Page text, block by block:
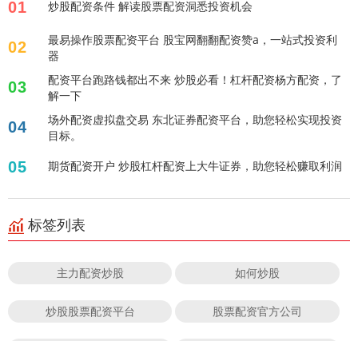
01 炒股配资条件 解读股票配资洞悉投资机会
02
最易操作股票配资平台 股宝网翻翻配资赞a，一站式投资利
器
03
配资平台跑路钱都出不来 炒股必看！杠杆配资杨方配资，了
解一下
04
场外配资虚拟盘交易 东北证券配资平台，助您轻松实现投资
目标。
05 期货配资开户 炒股杠杆配资上大牛证券，助您轻松赚取利润
标签列表
主力配资炒股 如何炒股
炒股股票配资平台 股票配资官方公司